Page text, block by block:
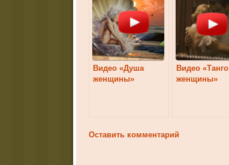
Видео «Душа
женщины»
Видео «Танго
женщины»
Оставить комментарий